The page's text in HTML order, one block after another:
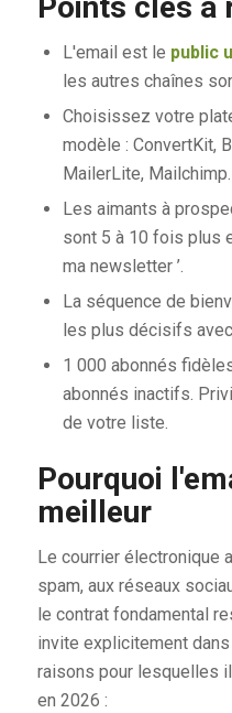
L'email est le public
les autres chaînes
Choisissez votre
modèle : ConvertKit,
MailerLite, Mailchimp.
Les aimants à
sont 5 à 10 fois plus
ma newsletter ’.
La séquence de
les plus décisifs avec
1 000 abonnés
abonnés inactifs.
de votre liste.
Pourquoi
meilleur
Le courrier électronique
spam, aux réseaux
le contrat fondamental
invite explicitement
raisons pour lesquelles
en 2026 :